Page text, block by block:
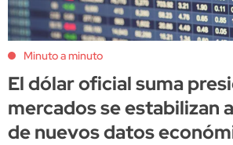
Minuto a minuto
El dólar oficial suma
mercados se estabilizan
de nuevos datos